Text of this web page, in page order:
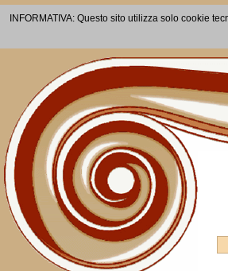
INFORMATIVA: Questo sito utilizza solo cookie